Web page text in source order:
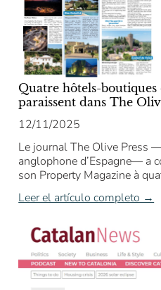
Quatre hôtels-
paraissent dans The
12/11/2025
Le journal The Olive Press
anglophone d’Espagne— a
son Property Magazine à
Leer el artículo completo →